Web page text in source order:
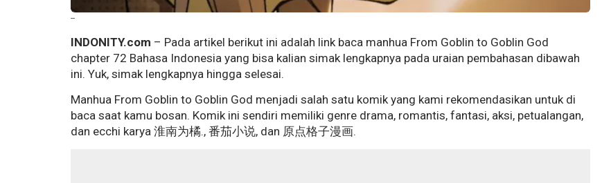
--
INDONITY.com – Pada artikel berikut ini adalah link baca manhua From Goblin to Goblin God
chapter 72 Bahasa Indonesia yang bisa kalian simak lengkapnya pada uraian pembahasan dibawah
ini. Yuk, simak lengkapnya hingga selesai.
Manhua From Goblin to Goblin God menjadi salah satu komik yang kami rekomendasikan untuk di
baca saat kamu bosan. Komik ini sendiri memiliki genre drama, romantis, fantasi, aksi, petualangan,
dan ecchi karya 淮南为橘., 番茄小说, dan 原点格子漫画.